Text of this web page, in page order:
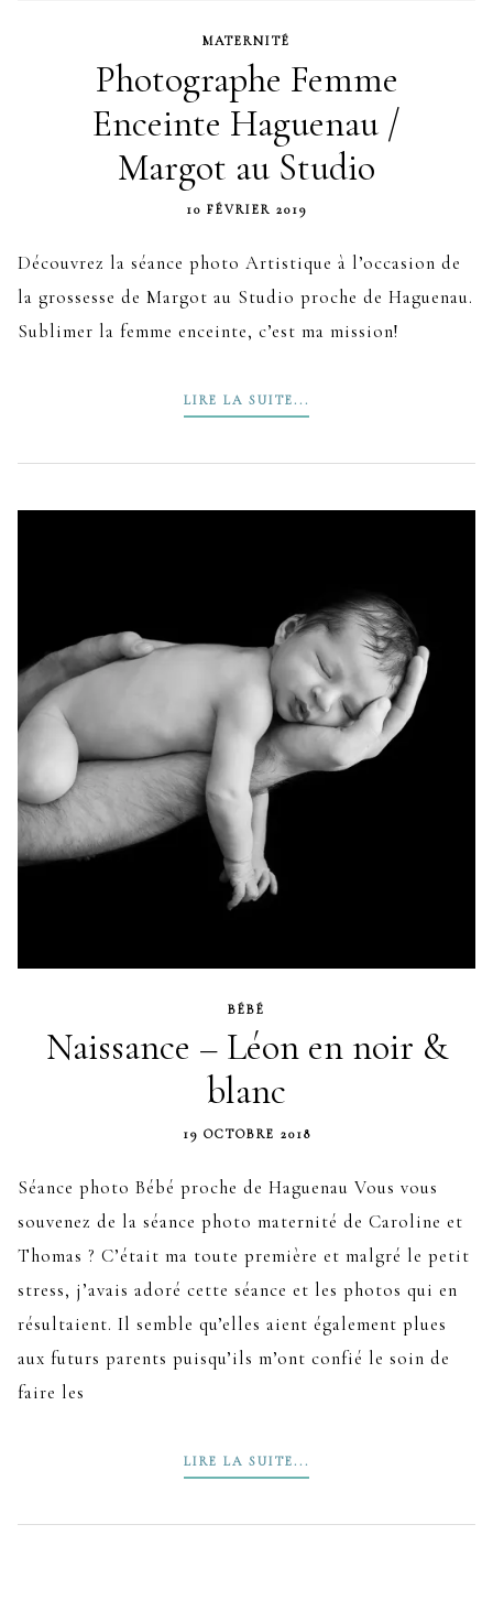
MATERNITÉ
Photographe Femme
Enceinte Haguenau /
Margot au Studio
10 FÉVRIER 2019
Découvrez la séance photo Artistique à l’occasion de
la grossesse de Margot au Studio proche de Haguenau.
Sublimer la femme enceinte, c’est ma mission!
LIRE LA SUITE...
BÉBÉ
Naissance – Léon en noir &
blanc
19 OCTOBRE 2018
Séance photo Bébé proche de Haguenau Vous vous
souvenez de la séance photo maternité de Caroline et
Thomas ? C’était ma toute première et malgré le petit
stress, j’avais adoré cette séance et les photos qui en
résultaient. Il semble qu’elles aient également plues
aux futurs parents puisqu’ils m’ont confié le soin de
faire les
LIRE LA SUITE...